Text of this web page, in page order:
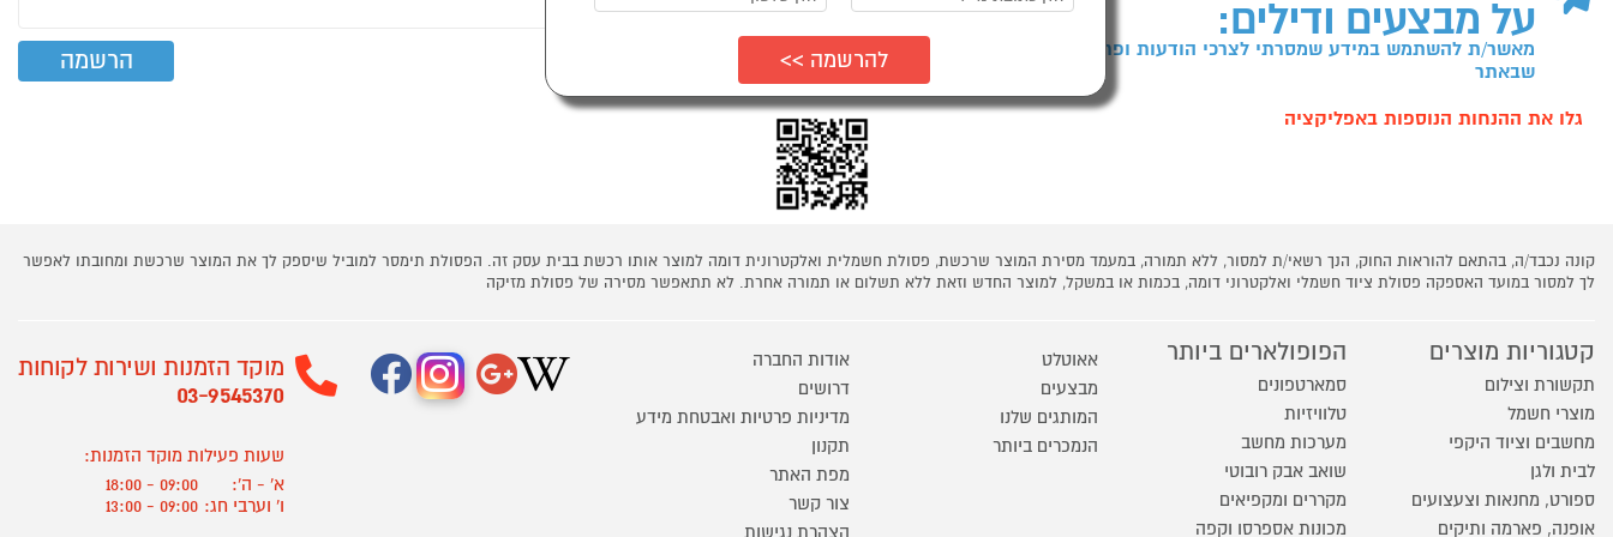
על מבצעים ודילים:
מאשר/ת להשתמש במידע שמסרתי לצרכי הודעות ופרסומות כמפורט בתקנון
שבאתר
גלו את ההנחות הנוספות באפליקציה
קונה נכבד/ה, בהתאם להוראות החוק, הנך רשאי/ת למסור, ללא תמורה, במעמד מסירת המוצר שרכשת, פסולת חשמלית ואלקטרונית דומה למוצר אותו רכשת בבית עסק זה. הפסולת תימסר למוביל שיספק לך את המוצר שרכשת ומחובתו לאפשר
לך למסור במועד האספקה פסולת ציוד חשמלי ואלקטרוני דומה, בכמות או במשקל, למוצר החדש וזאת ללא תשלום או תמורה אחרת. לא תתאפשר מסירה של פסולת מזיקה
קטגוריות מוצרים
תקשורת וצילום
מוצרי חשמל
מחשבים וציוד היקפי
לבית ולגן
ספורט, מחנאות וצעצועים
אופנה, פארמה ותיקים
הפופולארים ביותר
סמארטפונים
טלוויזיות
מערכות מחשב
שואב אבק רובוטי
מקררים ומקפיאים
מכונות אספרסו וקפה
אאוטלט
מבצעים
המותגים שלנו
הנמכרים ביותר
אודות החברה
דרושים
מדיניות פרטיות ואבטחת מידע
תקנון
מפת האתר
צור קשר
הצהרת נגישות
מוקד הזמנות ושירות לקוחות
03-9545370
שעות פעילות מוקד הזמנות:
א' - ה':
09:00 - 18:00
ו' וערבי חג: 09:00 - 13:00